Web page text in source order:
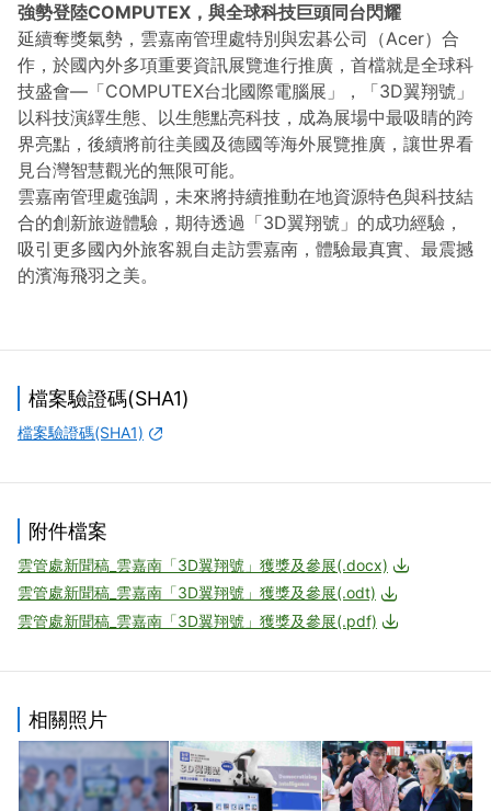
強勢登陸COMPUTEX，與全球科技巨頭同台閃耀
延續奪獎氣勢，雲嘉南管理處特別與宏碁公司（Acer）合
作，於國內外多項重要資訊展覽進行推廣，首檔就是全球科
技盛會—「COMPUTEX台北國際電腦展」，「3D翼翔號」
以科技演繹生態、以生態點亮科技，成為展場中最吸睛的跨
界亮點，後續將前往美國及德國等海外展覽推廣，讓世界看
見台灣智慧觀光的無限可能。
雲嘉南管理處強調，未來將持續推動在地資源特色與科技結
合的創新旅遊體驗，期待透過「3D翼翔號」的成功經驗，
吸引更多國內外旅客親自走訪雲嘉南，體驗最真實、最震撼
的濱海飛羽之美。
檔案驗證碼(SHA1)
檔案驗證碼(SHA1)
附件檔案
雲管處新聞稿_雲嘉南「3D翼翔號」獲獎及參展(.docx)
雲管處新聞稿_雲嘉南「3D翼翔號」獲獎及參展(.odt)
雲管處新聞稿_雲嘉南「3D翼翔號」獲獎及參展(.pdf)
相關照片